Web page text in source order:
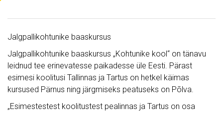
Jalgpallikohtunike baaskursus
Jalgpallikohtunike baaskursus „Kohtunike kool“ on tänavu
leidnud tee erinevatesse paikadesse üle Eesti. Pärast
esimesi koolitusi Tallinnas ja Tartus on hetkel käimas
kursused Pärnus ning järgmiseks peatuseks on Põlva.
„Esimestestest koolitustest pealinnas ja Tartus on osa